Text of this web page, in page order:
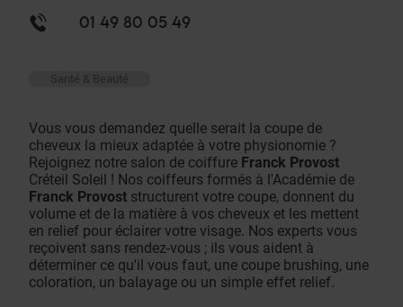
01 49 80 05 49
Santé & Beauté
Vous vous demandez quelle serait la coupe de
cheveux la mieux adaptée à votre physionomie ?
Rejoignez notre salon de coiffure Franck Provost
Créteil Soleil ! Nos coiffeurs formés à l'Académie de
Franck Provost structurent votre coupe, donnent du
volume et de la matière à vos cheveux et les mettent
en relief pour éclairer votre visage. Nos experts vous
reçoivent sans rendez-vous ; ils vous aident à
déterminer ce qu'il vous faut, une coupe brushing, une
coloration, un balayage ou un simple effet relief.